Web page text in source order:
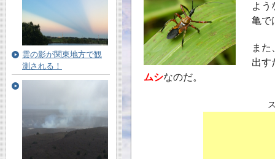
よう
亀で
また
出す
ムシなのだ。
雲の影が関東地方で観
測される！